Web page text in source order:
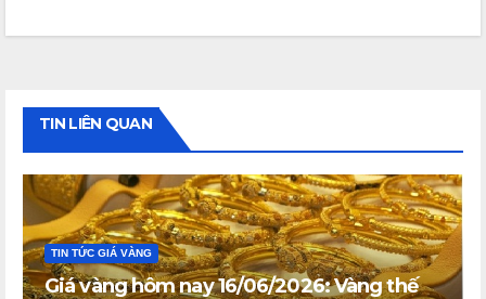
TIN LIÊN QUAN
TIN TỨC GIÁ VÀNG
Giá vàng hôm nay 16/06/2026: Vàng thế